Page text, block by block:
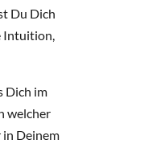
Du Dich
Intuition,
Dich im
welcher
Deinem